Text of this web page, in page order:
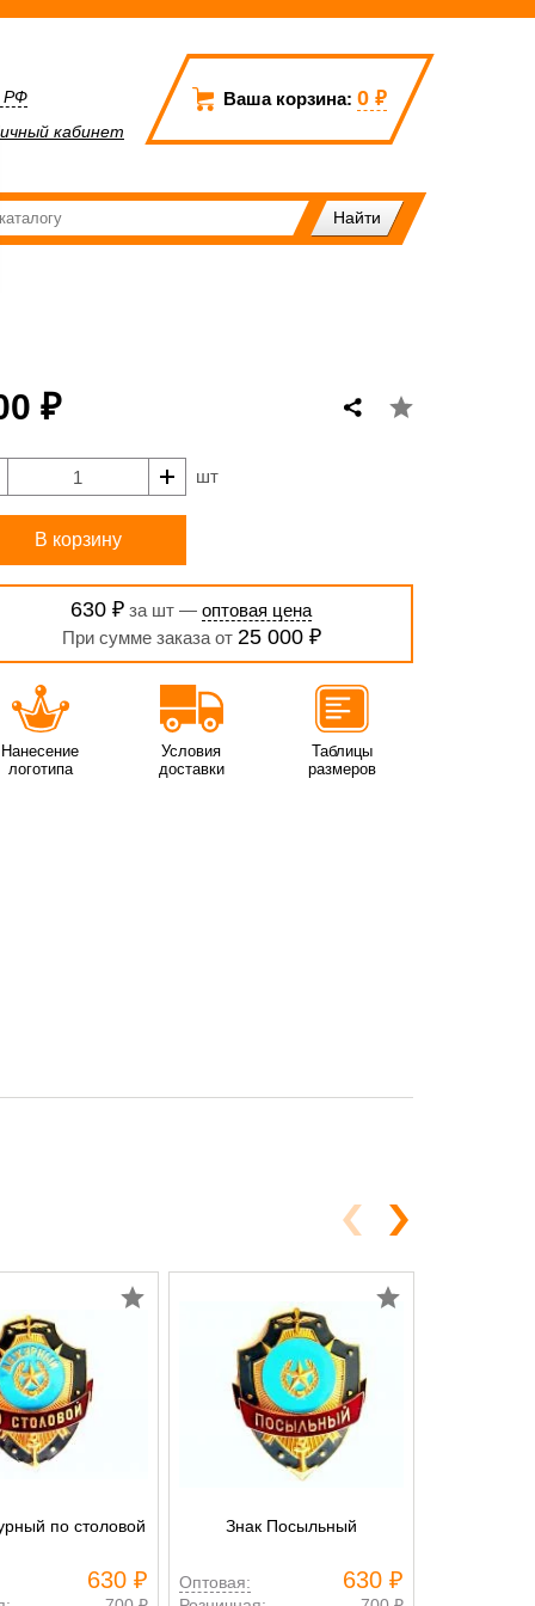
Ваша корзина: 0 ₽
РФ
кабинет
₽
шт
В корзину
630 ₽ за шт —оптовая цена
При сумме заказа от 25 000 ₽
Нанесение
логотипа
Условия
доставки
Таблицы
размеров
по столовой
630 ₽
Знак Посыльный
Оптовая: 630 ₽